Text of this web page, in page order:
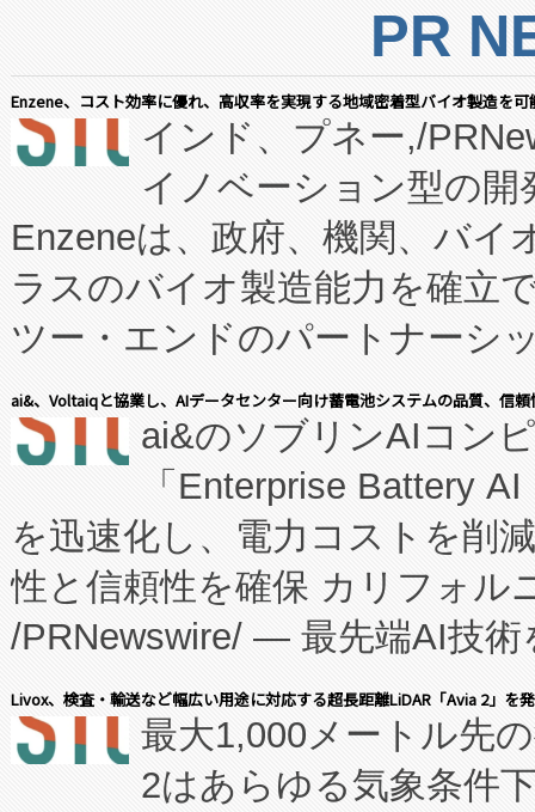
PR
Enzene、コスト効率に優れ、高収率を実現する地域密着型バイオ製造を
インド、プネー,/
イノベーション型の
Enzeneは、政府、機関、バイ
ラスのバイオ製造能力を確立
ツー・エンドのパートナーシ
表しました。 同社の実績ある
manufacturing™ (FCCM™) プ
たNeXは、バイオ医薬品製造
従来のフェッドバッチ施設の
に、患者やサプライチェーン
キー方式で拡張性が高く、持
す。FCCM‑を活用した現地生
患者にとっての費用負担を大
のアクセスを大幅に拡大する
ai&、Voltaiqと協業し、AIデータセンター向け蓄電池システムの品質、信
ai&のソブリンAIコン
「Enterprise Battery
を迅速化し、電力コストを削
性と信頼性を確保 カリフォル
/PRNewswire/ — 最先端AI技術
会社エーアイ・アンド：本社
President原信平）と、エンタ
ードするVoltaiqは、日本にあ
Livox、検査・輸送など幅広い用途に対応する超長距離LiDAR「Avia 2」を
最大1,000メートル先
2はあらゆる気象条件